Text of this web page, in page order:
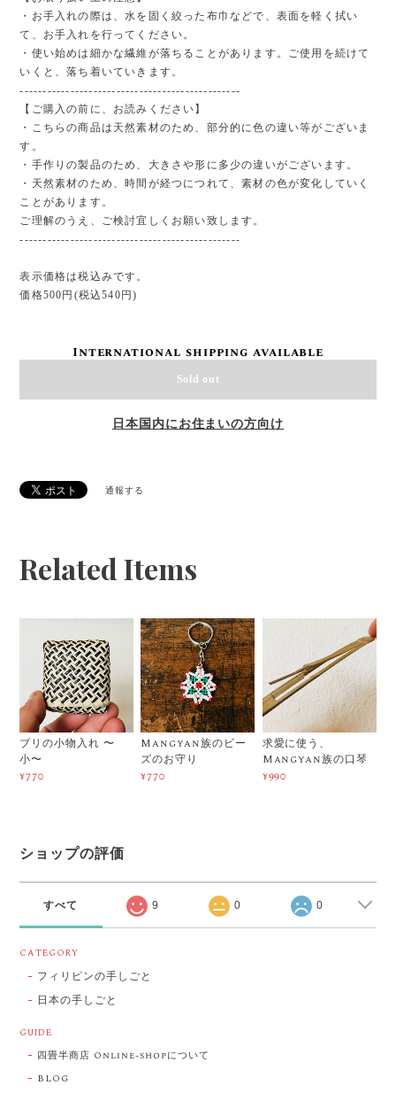
・お手入れの際は、水を固く絞った布巾などで、表面を軽く拭い
て、お手入れを行ってください。
・使い始めは細かな繊維が落ちることがあります。ご使用を続けて
いくと、落ち着いていきます。
------------------------------------------------
【ご購入の前に、お読みください】
・こちらの商品は天然素材のため、部分的に色の違い等がございま
す。
・手作りの製品のため、大きさや形に多少の違いがございます。
・天然素材のため、時間が経つにつれて、素材の色が変化していく
ことがあります。
ご理解のうえ、ご検討宜しくお願い致します。
------------------------------------------------
表示価格は税込みです。
価格500円(税込540円)
International shipping available
Sold out
日本国内にお住まいの方向け
通報する
Related Items
ブリの小物入れ 〜
小〜
¥770
Mangyan族のビー
ズのお守り
¥770
求愛に使う、
Mangyan族の口琴
¥990
ショップの評価
すべて 9 0 0
CATEGORY
フィリピンの手しごと
日本の手しごと
GUIDE
四畳半商店 Online-shopについて
BLOG